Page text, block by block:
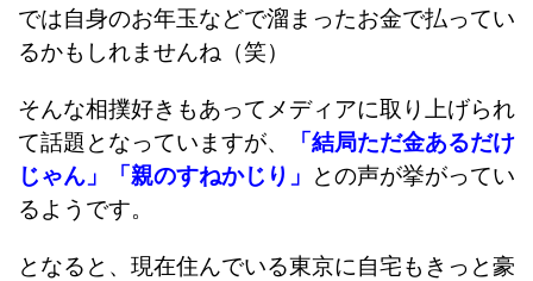
では自身のお年玉などで溜まったお金で払ってい
るかもしれませんね（笑）
そんな相撲好きもあってメディアに取り上げられ
て話題となっていますが、
「結局ただ金あるだけ
じゃん」「親のすねかじり」
との声が挙がってい
るようです。
となると、現在住んでいる東京に自宅もきっと豪